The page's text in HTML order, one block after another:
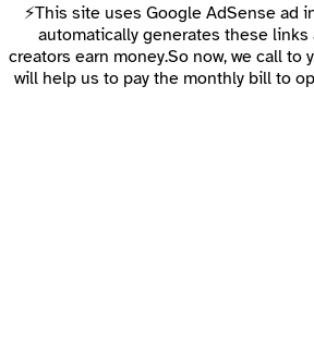
⚡This site uses Google AdSense ad
automatically generates these links
creators earn money.So now, we call to
will help us to pay the monthly bill to